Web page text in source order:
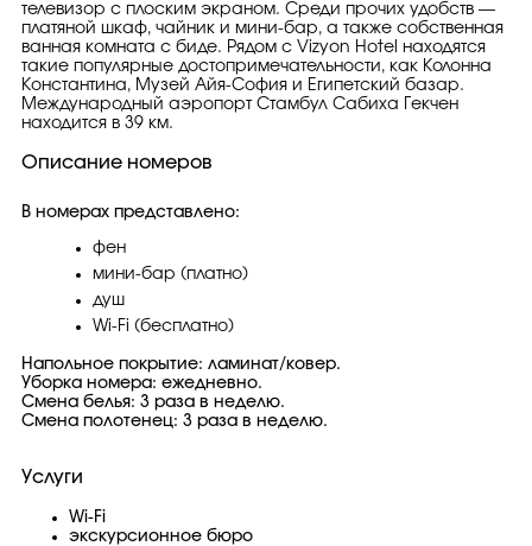
телевизор с плоским экраном. Среди прочих удобств —
платяной шкаф, чайник и мини-бар, а также собственная
ванная комната с биде. Рядом с Vizyon Hotel находятся
такие популярные достопримечательности, как Колонна
Константина, Музей Айя-София и Египетский базар.
Международный аэропорт Стамбул Сабиха Гекчен
находится в 39 км.
Описание номеров
В номерах представлено:
фен
мини-бар (платно)
душ
Wi-Fi (бесплатно)
Напольное покрытие: ламинат/ковер.
Уборка номера: ежедневно.
Смена белья: 3 раза в неделю.
Смена полотенец: 3 раза в неделю.
Услуги
Wi-Fi
экскурсионное бюро